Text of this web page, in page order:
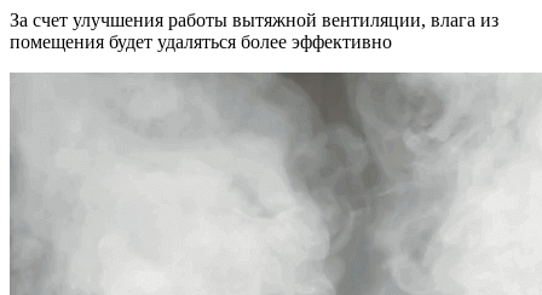
За счет улучшения работы вытяжной вентиляции, влага из
помещения будет удаляться более эффективно